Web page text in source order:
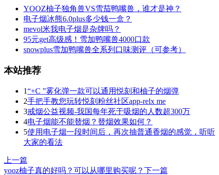
YOOZ柚子独角兽VS雪茄鸭嘴兽，谁才是神？
电子烟冰熊6.0plus多少钱一盒？
mevol米我电子烟是杂牌吗？
95元get高级感！雪加鸭嘴兽4000口款
snowplus雪加鸭嘴兽全系列口味测评（可参考）
本站推荐
1“+C ”雾化弹一款可以通用悦刻和柚子的烟弹
2手把手教您玩转悦刻粉丝社区app-relx me
3戒烟公益视频-我国每年死于吸烟的人数超300万
4电子烟能不能替烟？替烟效果如何？
5使用电子烟一段时间后，再次抽普通香烟的感觉，听听
大家的看法
上一篇
yooz柚子真的好吗？可以从哪里购买呢？ 下一篇